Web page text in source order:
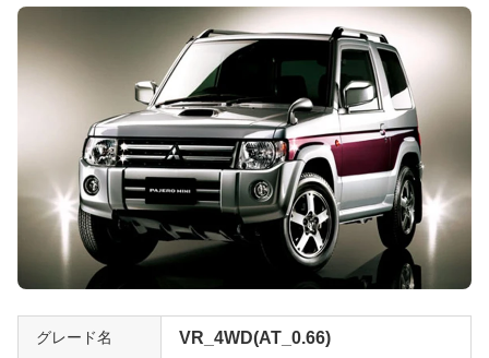
グレード名 VR_4WD(AT_0.66)